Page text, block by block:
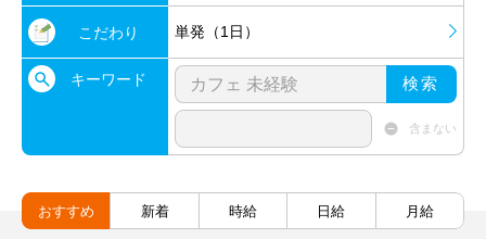
こだわり 単発（1日）
キーワード 検索
含まない
おすすめ 新着 時給 日給 月給